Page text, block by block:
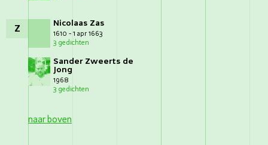
Z Nicolaas Zas
1610 - 1 apr 1663
3 gedichten
Sander Zweerts de
Jong
1968
3 gedichten
naar boven